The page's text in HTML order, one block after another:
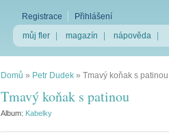
Registrace
Přihlášení
můj fler
magazín nápověda
Domů » Petr Dudek » Tmavý koňak s patinou
Tmavý koňak s patinou
Album: Kabelky